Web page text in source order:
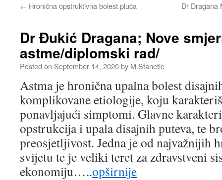
← Hronična opstruktivna bolest pluća Dr Dragana
Dr Đukić Dragana; Nove
astme/diplomski rad/
Posted on September 14, 2020by M.Stanetic
Astma je hronična upalna bolest
komplikovane etiologije, koju
ponavljajući simptomi. Glavne
opstrukcija i upala disajnih puteva, te
preosjetljivost. Jedna je od najvažnijih
svijetu te je veliki teret za zdravstveni
ekonomiju…..opširnije